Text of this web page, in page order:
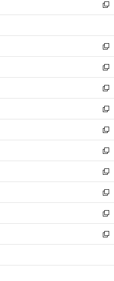
く
で
開
ド
ウ
開
く
ィ
ン
ウ
で
開
く
い
ウ
ン
ド
ウ
で
開
く
新
し
ウ
ィ
ン
ド
ウ
で
開
く
新
し
い
ウ
ィ
ン
ド
ウ
で
開
く
新
し
い
ウ
ィ
ン
ド
ウ
で
開
く
新
し
い
ウ
ィ
ン
ド
ウ
で
開
く
新
し
い
ウ
ィ
ン
ド
ウ
で
開
く
新
し
い
ウ
ィ
ン
ド
ウ
で
開
く
新
し
い
ウ
ィ
ン
ド
ウ
で
開
新
し
い
ウ
ィ
ン
ド
ウ
開
新
し
い
ウ
ィ
ン
ウ
新
し
い
ウ
ン
新
し
ウ